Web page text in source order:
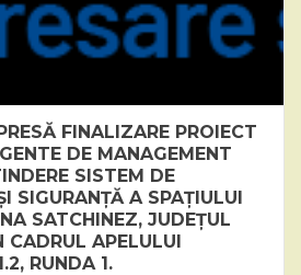
FINALIZARE PROIECT
DE MANAGEMENT
SISTEM DE
SIGURANȚĂ A SPAȚIULUI
SATCHINEZ, JUDEȚUL
CADRUL APELULUI
RUNDA 1.